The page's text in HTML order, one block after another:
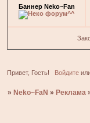
Баннер Neko~Fan
Привет, Гость! Войдите
» Neko~FaN » Реклама